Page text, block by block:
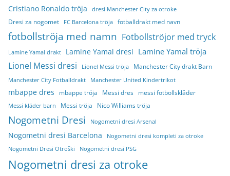
Cristiano Ronaldo tröja dresi Manchester City za otroke
Dresi za nogomet FC Barcelona tröja fotballdrakt med navn
fotbollströja med namn Fotbollströjor med tryck
Lamine Yamal drakt Lamine Yamal dresi Lamine Yamal tröja
Lionel Messi dresi Lionel Messi tröja Manchester City drakt Barn
Manchester City Fotballdrakt Manchester United Kindertrikot
mbappe dres mbappe tröja Messi dres messi fotbollskläder
Messi kläder barn Messi tröja Nico Williams tröja
Nogometni Dresi Nogometni dresi Arsenal
Nogometni dresi Barcelona
Nogometni dresi kompleti za otroke
Nogometni Dresi Otroški
Nogometni dresi PSG
Nogometni dresi za otroke